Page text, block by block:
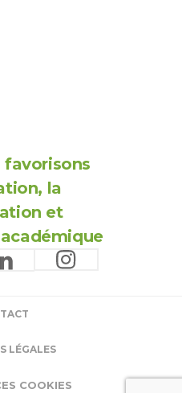
favorisons
la
et
LÉGALES
COOKIES